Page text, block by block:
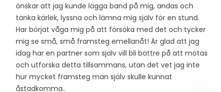
önskar att jag kunde lägga band på mig, andas och
tänka kärlek, lyssna och lämna mig själv för en stund.
Har börjat våga mig på att försöka med det och tycker
mig se små, små framsteg emellanåt! Är glad att jag
idag har en partner som själv vill bli bättre på att mötas
och utforska detta tillsammans, utan det vet jag inte
hur mycket framsteg man själv skulle kunnat
åstadkomma..